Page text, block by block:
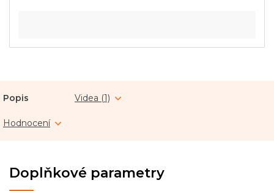
Popis Videa (1)
Hodnocení
Doplňkové parametry